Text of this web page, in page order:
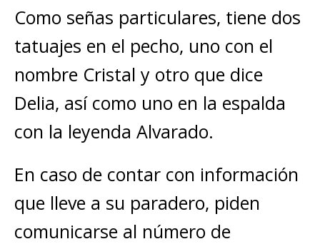
Como señas particulares, tiene dos
tatuajes en el pecho, uno con el
nombre Cristal y otro que dice
Delia, así como uno en la espalda
con la leyenda Alvarado.
En caso de contar con información
que lleve a su paradero, piden
comunicarse al número de